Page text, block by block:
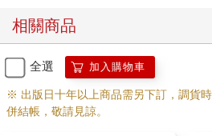
相關商品
全選 加入購物車
※ 出版日十年以上商品需另下訂，調貨
併結帳，敬請見諒。